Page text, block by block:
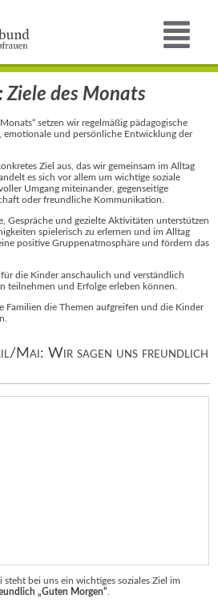
Ziele des Monats
setzen wir regelmäßig pädagogische
emotionale und persönliche Entwicklung der
Ziel aus, das wir gemeinsam im Alltag
es sich vor allem um wichtige soziale
Umgang miteinander, gegenseitige
oder freundliche Kommunikation.
Gespräche und gezielte Aktivitäten unterstützen
spielerisch zu erlernen und im Alltag
positive Gruppenatmosphäre und fördern das
die Kinder anschaulich und verständlich
teilnehmen und Erfolge erleben können.
Familien die Themen aufgreifen und die Kinder
Mai: Wir sagen uns freundlich
bei uns ein wichtiges soziales Ziel im
„Guten Morgen“